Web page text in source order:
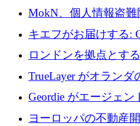
TrueLayer が In3 を買
を奪還
MokN、個人情報盗
の成長のためにシリ
調達
キエフがお届けする:
イナで最も急速に成
ように拡大したか
ロンドンを拠点とす
5,000 万ドルの資金調
TrueLayer がオラン
収、チェックアウト
Geordie がエージェ
ガバナンスをもたら
ヨーロッパの不動産